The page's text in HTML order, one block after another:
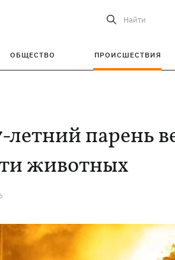
Найти
ОБЩЕСТВО ПРОИСШЕСТВИЯ
летний парень
животных